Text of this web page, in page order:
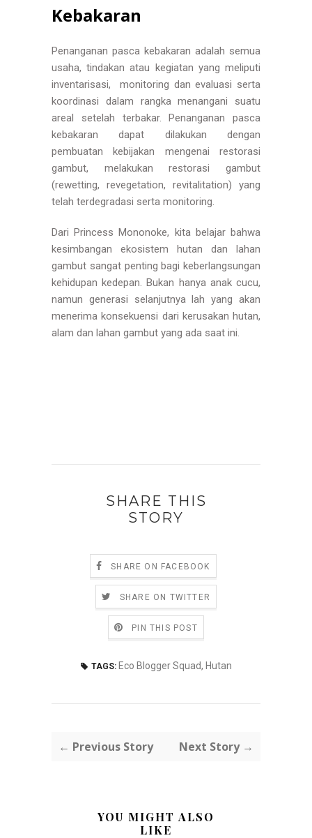
Kebakaran
Penanganan pasca kebakaran adalah semua
usaha, tindakan atau kegiatan yang meliputi
inventarisasi, monitoring dan evaluasi serta
koordinasi dalam rangka menangani suatu
areal setelah terbakar. Penanganan pasca
kebakaran dapat dilakukan dengan
pembuatan kebijakan mengenai restorasi
gambut, melakukan restorasi gambut
(rewetting, revegetation, revitalitation) yang
telah terdegradasi serta monitoring.
Dari Princess Mononoke, kita belajar bahwa
kesimbangan ekosistem hutan dan lahan
gambut sangat penting bagi keberlangsungan
kehidupan kedepan. Bukan hanya anak cucu,
namun generasi selanjutnya lah yang akan
menerima konsekuensi dari kerusakan hutan,
alam dan lahan gambut yang ada saat ini.
SHARE THIS
STORY
SHARE ON FACEBOOK
SHARE ON TWITTER
PIN THIS POST
TAGS: Eco Blogger Squad, Hutan
← Previous Story Next Story →
YOU MIGHT ALSO
LIKE